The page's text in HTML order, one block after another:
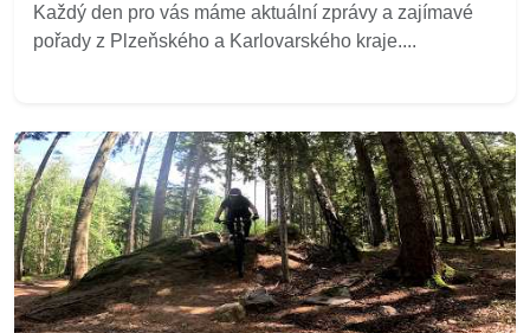
Každý den pro vás máme aktuální zprávy a zajímavé
pořady z Plzeňského a Karlovarského kraje....